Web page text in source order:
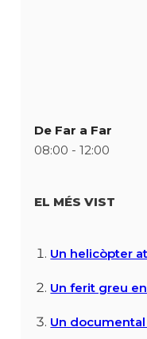
De Far a Far
08:00 - 12:00
EL MÉS VIST
Un helicòpter
Un ferit greu
Un